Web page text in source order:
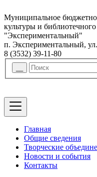
Муниципальное
культуры и
"Экспериментальный"
п. Экспериментальный, ул.
8 (3532) 39-11-80
Главная
Общие сведения
Творческие
Новости и события
Контакты